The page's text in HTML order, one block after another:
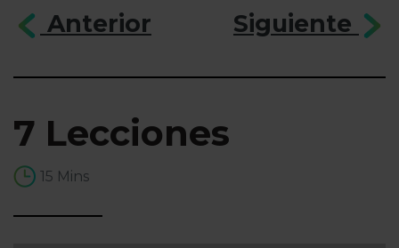
Anterior Siguiente
7 Lecciones
15 Mins